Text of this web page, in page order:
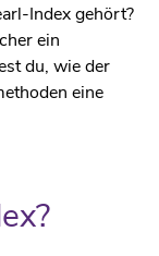
Index gehört?
ein
du, wie der
eine